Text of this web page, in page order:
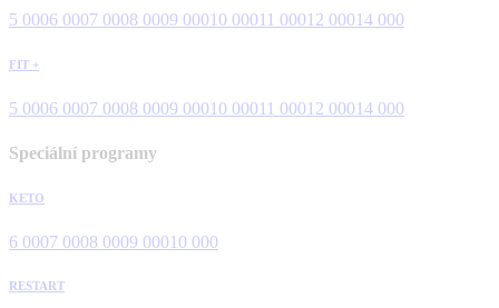
5 0006 0007 0008 0009 00010 00011 00012 00014 000
FIT +
5 0006 0007 0008 0009 00010 00011 00012 00014 000
Speciální programy
KETO
6 0007 0008 0009 00010 000
RESTART